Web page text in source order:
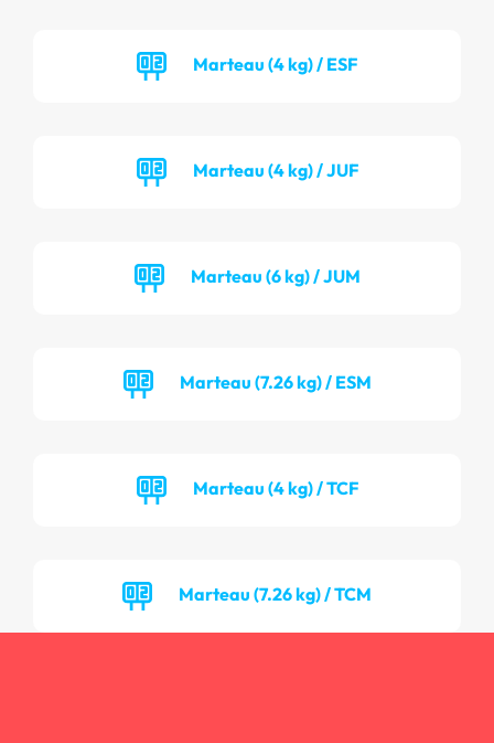
Marteau (4 kg) / ESF
Marteau (4 kg) / JUF
Marteau (6 kg) / JUM
Marteau (7.26 kg) / ESM
Marteau (4 kg) / TCF
Marteau (7.26 kg) / TCM